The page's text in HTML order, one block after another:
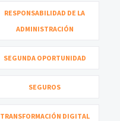
RESPONSABILIDAD DE LA
ADMINISTRACIÓN
SEGUNDA OPORTUNIDAD
SEGUROS
TRANSFORMACIÓN DIGITAL